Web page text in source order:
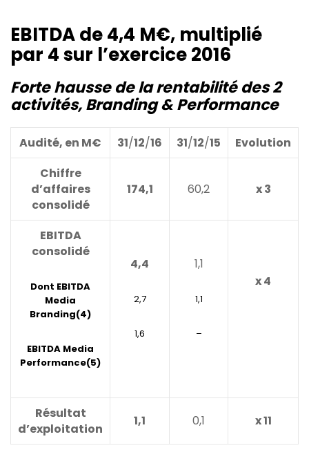
EBITDA de 4,4 M€, multiplié
par 4 sur l’exercice 2016
Forte hausse de la rentabilité des 2
activités, Branding & Performance
Audité, en M€ 31/12/16 31/12/15
Evolution
Chiffre
d’affaires
consolidé
174,1 60,2 x 3
EBITDA
consolidé
Dont EBITDA
Media
Branding(4)
EBITDA Media
Performance(5)
4,4
2,7
1,6
1,1
1,1
–
x 4
Résultat
d’exploitation
1,1 0,1 x 11